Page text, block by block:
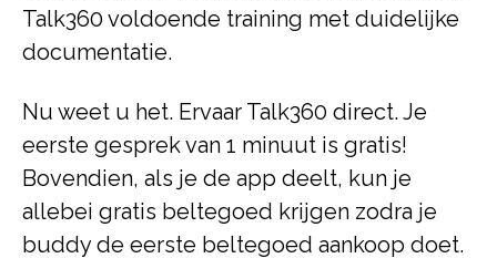
Talk360 voldoende training met duidelijke
documentatie.
Nu weet u het. Ervaar Talk360 direct. Je
eerste gesprek van 1 minuut is gratis!
Bovendien, als je de app deelt, kun je
allebei gratis beltegoed krijgen zodra je
buddy de eerste beltegoed aankoop doet.